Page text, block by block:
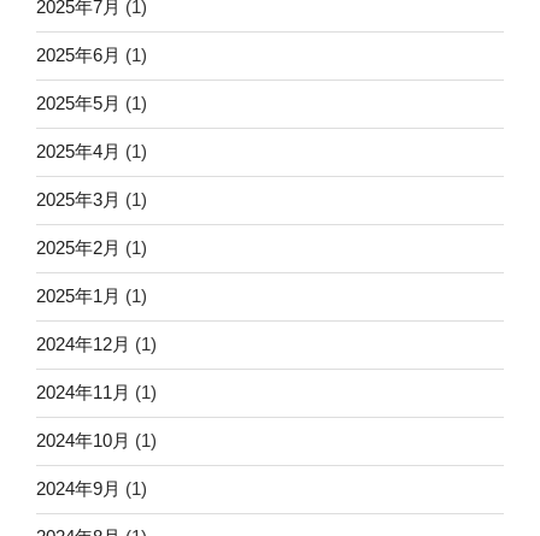
2025年7月 (1)
2025年6月 (1)
2025年5月 (1)
2025年4月 (1)
2025年3月 (1)
2025年2月 (1)
2025年1月 (1)
2024年12月 (1)
2024年11月 (1)
2024年10月 (1)
2024年9月 (1)